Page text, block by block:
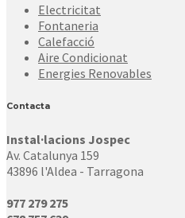
Electricitat
Fontaneria
Calefacció
Aire Condicionat
Energies Renovables
Contacta
Instal·lacions Jospec
Av. Catalunya 159
43896 l'Aldea - Tarragona
977 279 275